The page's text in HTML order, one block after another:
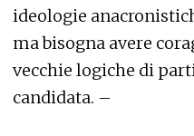
ideologie
ma bisogna avere
vecchie logiche di
candidata. –